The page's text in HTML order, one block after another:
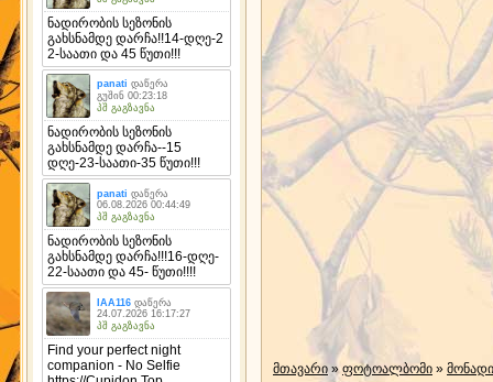
მთავარი » ფოტოალბომი »